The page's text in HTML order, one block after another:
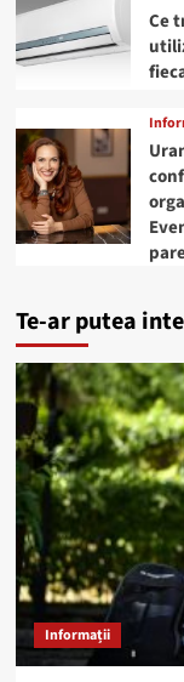
Ce
Te-ar putea
Informații